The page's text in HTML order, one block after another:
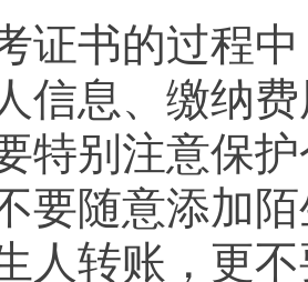
书的过程中
信息、缴纳
特别注意保
要随意添加
人转账，更